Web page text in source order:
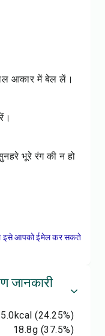
आकार में बेल लें।
भूरे रंग की न हो
इसे आपको ईमेल कर सकते
जानकारी
kcal (24.25%)
18.8g (37.5%)